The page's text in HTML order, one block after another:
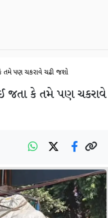
તમે પણ ચકરાવે ચઢી જશો
જતા કે તમે પણ ચકરાવે